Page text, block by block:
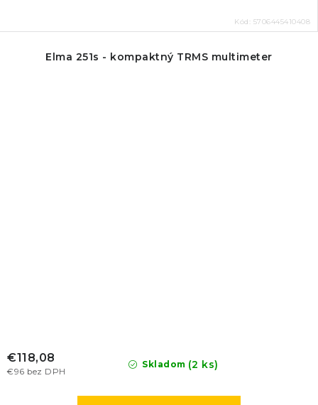
Kód: 5706445410408
Elma 251s - kompaktný TRMS multimeter
Skladom (2 ks)
€96 bez DPH
€118,08